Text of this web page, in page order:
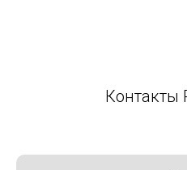
Контакты